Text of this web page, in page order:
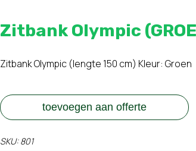
Zitbank Olympic
Zitbank Olympic (lengte 150 cm) Kleur: Groen
toevoegen aan offerte
SKU:801